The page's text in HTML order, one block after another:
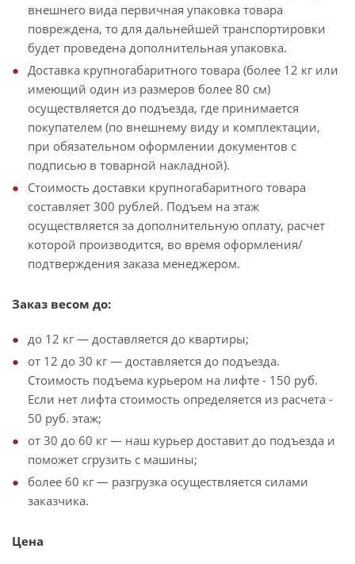
внешнего вида первичная упаковка товара
повреждена, то для дальнейшей транспортировки
будет проведена дополнительная упаковка.
Доставка крупногабаритного товара (более 12 кг или
имеющий один из размеров более 80 см)
осуществляется до подъезда, где принимается
покупателем (по внешнему виду и комплектации,
при обязательном оформлении документов с
подписью в товарной накладной).
Стоимость доставки крупногабаритного товара
составляет 300 рублей. Подъем на этаж
осуществляется за дополнительную оплату, расчет
которой производится, во время оформления/
подтверждения заказа менеджером.
Заказ весом до:
до 12 кг — доставляется до квартиры;
от 12 до 30 кг — доставляется до подъезда.
Стоимость подъема курьером на лифте - 150 руб.
Если нет лифта стоимость определяется из расчета -
50 руб. этаж;
от 30 до 60 кг — наш курьер доставит до подъезда и
поможет сгрузить с машины;
более 60 кг — разгрузка осуществляется силами
заказчика.
Цена